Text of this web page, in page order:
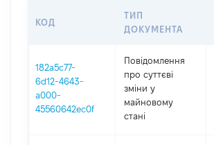
КОД
ТИП
ДОКУМЕНТА
182a5c77-
6d12-4643-
a000-
45560642ec0f
Повідомлення
про суттєві
зміни y
майновому
стані